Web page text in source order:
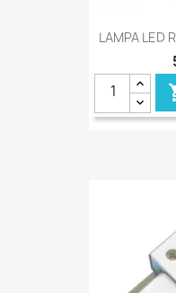
LAMPA LED